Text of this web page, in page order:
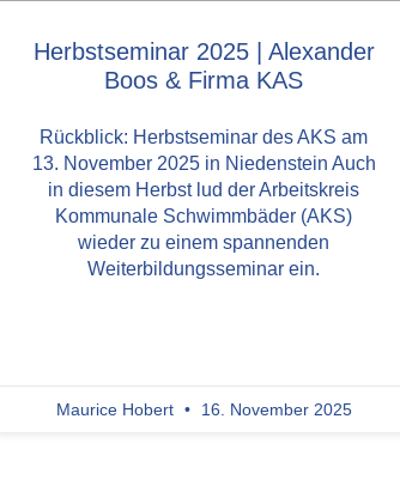
Herbstseminar 2025 | Alexander
Boos & Firma KAS
Rückblick: Herbstseminar des AKS am
13. November 2025 in Niedenstein Auch
in diesem Herbst lud der Arbeitskreis
Kommunale Schwimmbäder (AKS)
wieder zu einem spannenden
Weiterbildungsseminar ein.
Maurice Hobert 16. November 2025